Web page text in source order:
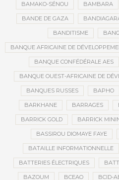
BAMAKO-SÉNOU BAMBARA
BANDE DE GAZA
BANDITISME
BANQUE AFRICAINE DE
BANQUE CONFÉDÉRALE AES
BANQUE OUEST-AFRICAINE DE
BANQUES RUSSES BAPHO
BARKHANE BARRAGES
BARRICK GOLD BARRICK
BASSIROU DIOMAYE FAYE
BATAILLE INFORMATIONNELLE
BATTERIES ÉLECTRIQUES
BAZOUM BCEAO BCID-